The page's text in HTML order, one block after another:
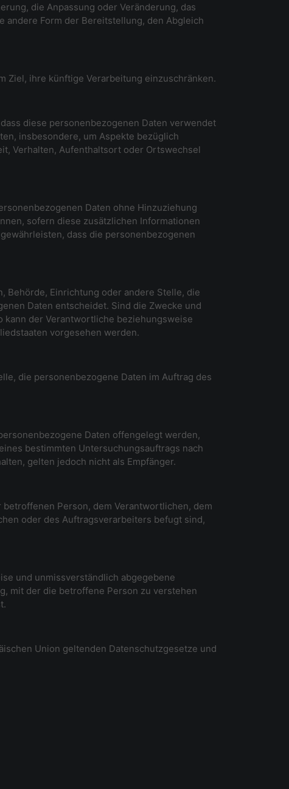
die Anpassung oder Veränderung, das
andere Form der Bereitstellung, den Abgleich
Ziel, ihre künftige Verarbeitung einzuschränken.
diese personenbezogenen Daten verwendet
insbesondere, um Aspekte bezüglich
Verhalten, Aufenthaltsort oder Ortswechsel
Daten ohne Hinzuziehung
sofern diese zusätzlichen Informationen
dass die personenbezogenen
Einrichtung oder andere Stelle, die
Daten entscheidet. Sind die Zwecke und
kann der Verantwortliche beziehungsweise
vorgesehen werden.
die personenbezogene Daten im Auftrag des
Daten offengelegt werden,
bestimmten Untersuchungsauftrags nach
gelten jedoch nicht als Empfänger.
Person, dem Verantwortlichen, dem
oder des Auftragsverarbeiters befugt sind,
und unmissverständlich abgegebene
mit der die betroffene Person zu verstehen
Union geltenden Datenschutzgesetze und